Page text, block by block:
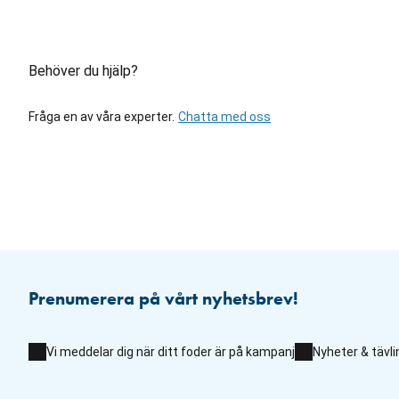
Behöver du hjälp?
Fråga en av våra experter. Chatta med oss
Prenumerera på vårt nyhetsbrev!
Vi meddelar dig när ditt foder är på kampanj Nyheter &